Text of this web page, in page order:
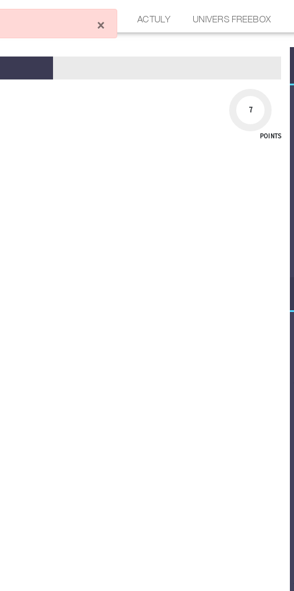
ACTULY UNIVERS FREEBOX
7
POINTS
×